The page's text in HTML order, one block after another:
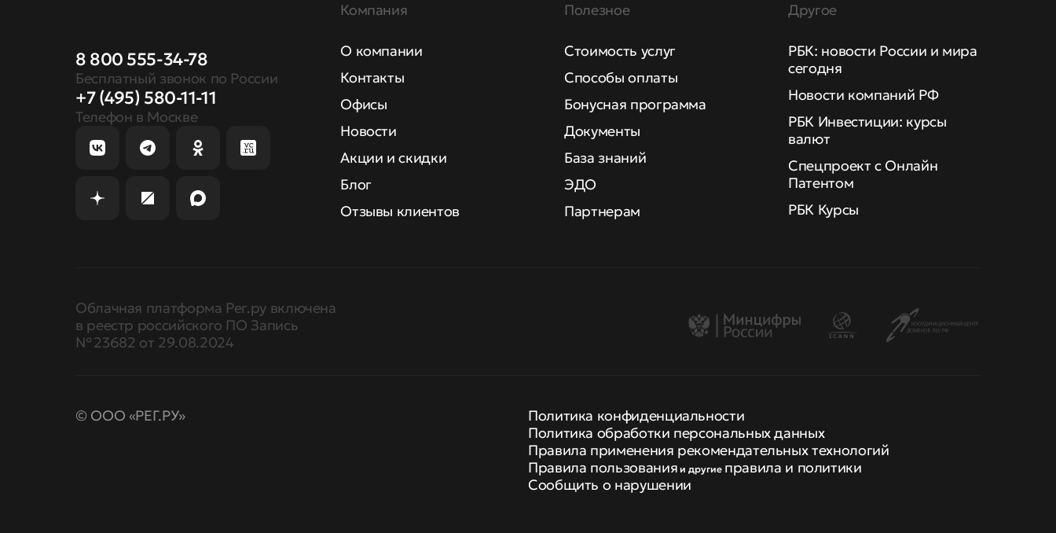
8 800 555-34-78
Бесплатный звонок по России
+7 (495) 580-11-11
Телефон в Москве
Компания
О компании
Контакты
Офисы
Новости
Акции и скидки
Блог
Отзывы клиентов
Полезное
Стоимость услуг
Способы оплаты
Бонусная программа
Документы
База знаний
ЭДО
Партнерам
Другое
РБК: новости России и мира
сегодня
Новости компаний РФ
РБК Инвестиции: курсы
валют
Спецпроект с Онлайн
Патентом
РБК Курсы
Облачная платформа Рег.ру включена
в реестр российского ПО Запись
№ 23682 от 29.08.2024
© ООО «РЕГ.РУ»
Политика конфиденциальности
Политика обработки персональных данных
Правила применения рекомендательных технологий
Правила пользования и другие правила и политики
Сообщить о нарушении